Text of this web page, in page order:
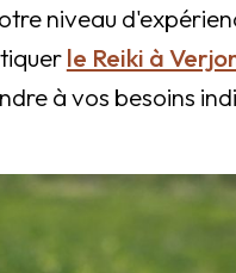
niveau
le Reiki à
à vos besoins